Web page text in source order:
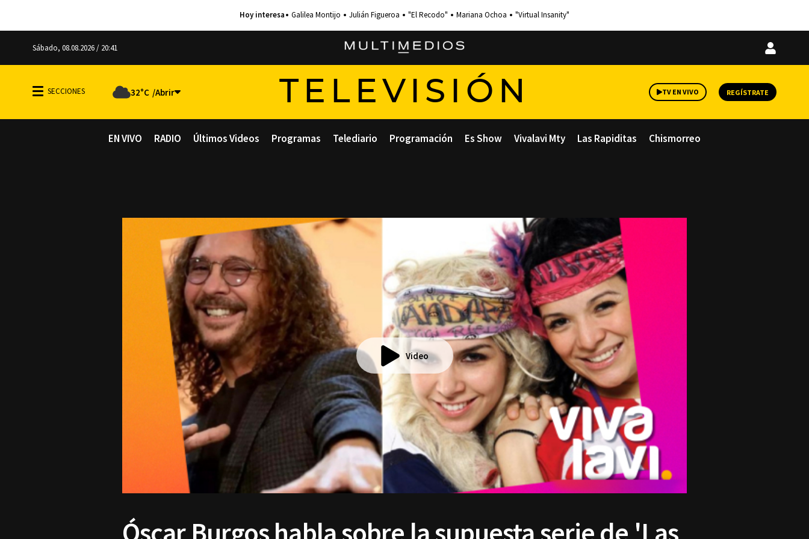
Galilea Montijo Julián Figueroa "El Recodo" Mariana Ochoa "Virtual Insanity"
Sábado, 08.08.2026 / 20:41
Iniciar
32°C TELEVISIÓN TV EN VIVO REGÍSTRATE
EN VIVO RADIO Últimos Videos Programas Telediario Programación Es Show Vivalavi Mty Las Rapiditas Chismorreo
Video